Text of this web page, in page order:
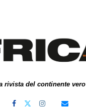
rivista del continente vero